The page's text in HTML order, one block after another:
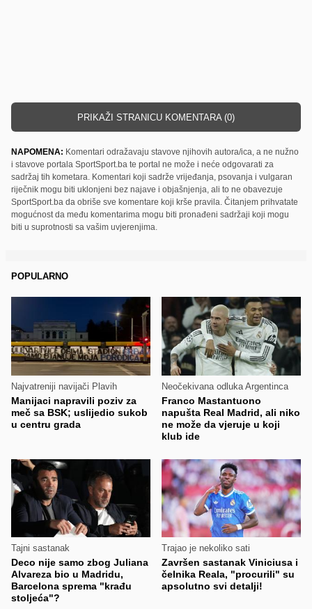
PRIKAŽI STRANICU KOMENTARA (0)
NAPOMENA: Komentari odražavaju stavove njihovih autora/ica, a ne nužno
i stavove portala SportSport.ba te portal ne može i neće odgovarati za
sadržaj tih kometara. Komentari koji sadrže vrijeđanja, psovanja i vulgaran
riječnik mogu biti uklonjeni bez najave i objašnjenja, ali to ne obavezuje
SportSport.ba da obriše sve komentare koji krše pravila. Čitanjem prihvatate
mogućnost da među komentarima mogu biti pronađeni sadržaji koji mogu
biti u suprotnosti sa vašim uvjerenjima.
POPULARNO
Najvatreniji navijači Plavih
Manijaci napravili poziv za
meč sa BSK; uslijedio sukob
u centru grada
Neočekivana odluka Argentinca
Franco Mastantuono
napušta Real Madrid, ali niko
ne može da vjeruje u koji
klub ide
Tajni sastanak
Deco nije samo zbog Juliana
Alvareza bio u Madridu,
Barcelona sprema "krađu
stoljeća"?
Trajao je nekoliko sati
Završen sastanak Viniciusa i
čelnika Reala, "procurili" su
apsolutno svi detalji!